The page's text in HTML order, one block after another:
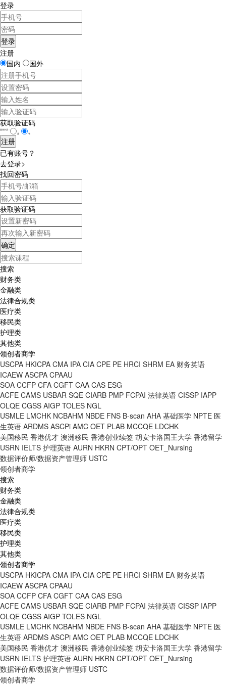
登录
注册
国内
国外
获取验证码
是否学员：
是
否
已有账号？
去登录>
找回密码
获取验证码
搜索
财务类
金融类
法律合规类
医疗类
移民类
护理类
其他类
领创者商学
USCPA HKICPA CMA IPA CIA CPE PE HRCI SHRM EA 财务英语
ICAEW ASCPA CPAAU
SOA CCFP CFA CGFT CAA CAS ESG
ACFE CAMS USBAR SQE CIARB PMP FCPAI 法律英语 CISSP IAPP
OLQE CGSS AIGP TOLES NGL
USMLE LMCHK NCBAHM NBDE FNS B-scan AHA 基础医学 NPTE 医
生英语 ARDMS ASCPi AMC OET PLAB MCCQE LDCHK
美国移民 香港优才 澳洲移民 香港创业续签 胡安卡洛国王大学 香港留学
USRN IELTS 护理英语 AURN HKRN CPT/OPT OET_Nursing
数据评价师/数据资产管理师 USTC
领创者商学
搜索
财务类
金融类
法律合规类
医疗类
移民类
护理类
其他类
领创者商学
USCPA HKICPA CMA IPA CIA CPE PE HRCI SHRM EA 财务英语
ICAEW ASCPA CPAAU
SOA CCFP CFA CGFT CAA CAS ESG
ACFE CAMS USBAR SQE CIARB PMP FCPAI 法律英语 CISSP IAPP
OLQE CGSS AIGP TOLES NGL
USMLE LMCHK NCBAHM NBDE FNS B-scan AHA 基础医学 NPTE 医
生英语 ARDMS ASCPi AMC OET PLAB MCCQE LDCHK
美国移民 香港优才 澳洲移民 香港创业续签 胡安卡洛国王大学 香港留学
USRN IELTS 护理英语 AURN HKRN CPT/OPT OET_Nursing
数据评价师/数据资产管理师 USTC
领创者商学